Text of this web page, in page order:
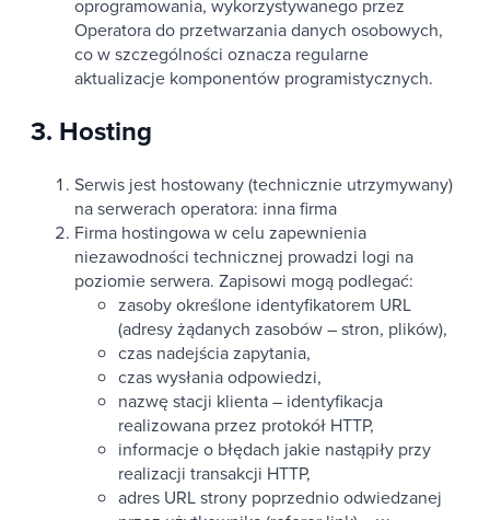
oprogramowania, wykorzystywanego przez
Operatora do przetwarzania danych osobowych,
co w szczególności oznacza regularne
aktualizacje komponentów programistycznych.
3. Hosting
Serwis jest hostowany (technicznie utrzymywany)
na serwerach operatora: inna firma
Firma hostingowa w celu zapewnienia
niezawodności technicznej prowadzi logi na
poziomie serwera. Zapisowi mogą podlegać:
zasoby określone identyfikatorem URL
(adresy żądanych zasobów – stron, plików),
czas nadejścia zapytania,
czas wysłania odpowiedzi,
nazwę stacji klienta – identyfikacja
realizowana przez protokół HTTP,
informacje o błędach jakie nastąpiły przy
realizacji transakcji HTTP,
adres URL strony poprzednio odwiedzanej